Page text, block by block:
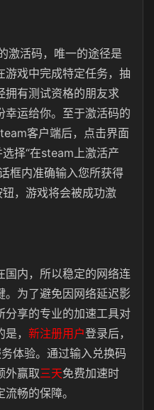
激活码，唯一的途径是
游戏中完成特定任务，抽
拥有测试资格的朋友求
幸运给你。至于激活码的
客户端后，点击界面
择“在steam上激活产
框内准确输入您所获得
钮，游戏将会被成功激
国内，所以稳定的网络连
。为了避免因网络延迟影
分享的专业的加速工具对
， 新注册用户登录后，
体验。通过输入兑换码
外赢取三天免费加速时
畅的保障。